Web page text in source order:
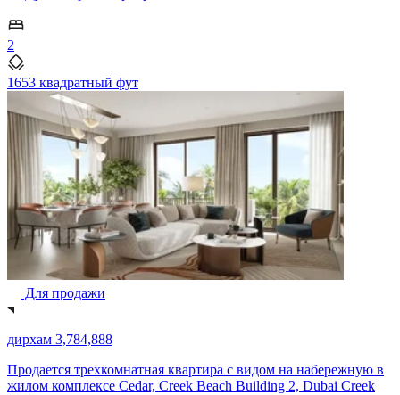
2
1653 квадратный фут
Для продажи
дирхам 3,784,888
Продается трехкомнатная квартира с видом на набережную в
жилом комплексе Cedar, Creek Beach Building 2, Dubai Creek